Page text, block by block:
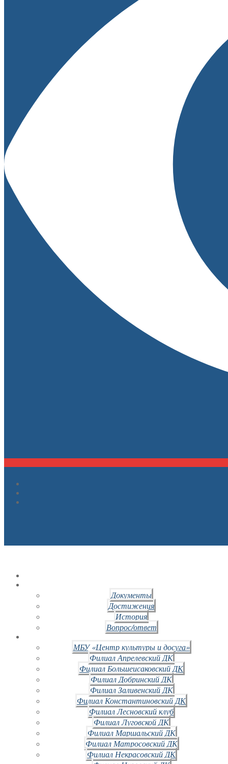
Документы
Достижения
История
Вопрос/ответ
МБУ «Центр культуры и досуга»
Филиал Апрелевский ДК
Филиал Большеисаковский ДК
Филиал Добринский ДК
Филиал Заливенский ДК
Филиал Константиновский ДК
Филиал Лесновский клуб
Филиал Луговской ДК
Филиал Маршальский ДК
Филиал Матросовский ДК
Филиал Некрасовский ДК